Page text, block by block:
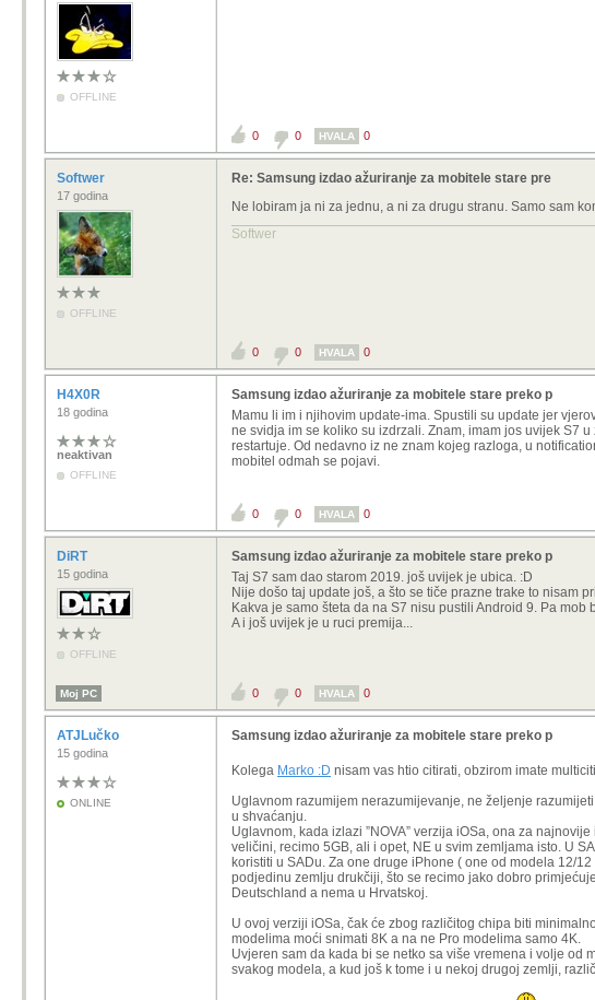
OFFLINE
0 0 HVALA 0
Softwer
17 godina
OFFLINE
Re: Samsung izdao ažuriranje za mobitele stare pre
Ne lobiram ja ni za jednu, a ni za drugu stranu. Samo sam
Softwer
0 0 HVALA 0
H4X0R
18 godina
neaktivan
OFFLINE
Samsung izdao ažuriranje za mobitele stare preko p
Mamu li im i njihovim update-ima. Spustili su update jer
ne svidja im se koliko su izdrzali. Znam, imam jos uvijek S7
restartuje. Od nedavno iz ne znam kojeg razloga, u
mobitel odmah se pojavi.
0 0 HVALA 0
DiRT
15 godina
OFFLINE
Samsung izdao ažuriranje za mobitele stare preko p
Taj S7 sam dao starom 2019. još uvijek je ubica. :D
Nije došo taj update još, a što se tiče prazne trake to nisam
Kakva je samo šteta da na S7 nisu pustili Android 9. Pa mob
A i još uvijek je u ruci premija...
Moj PC 0 0 HVALA 0
ATJLučko
15 godina
ONLINE
Samsung izdao ažuriranje za mobitele stare preko p
Kolega Marko :D nisam vas htio citirati, obzirom imate
Uglavnom razumijem nerazumijevanje, ne željenje
u shvaćanju.
Uglavnom, kada izlazi ”NOVA” verzija iOSa, ona za
veličini, recimo 5GB, ali i opet, NE u svim zemljama isto. U
koristiti u SADu. Za one druge iPhone ( one od modela 12/
podjedinu zemlju drukčiji, što se recimo jako dobro
Deutschland a nema u Hrvatskoj.
U ovoj verziji iOSa, čak će zbog različitog chipa biti
modelima moći snimati 8K a na ne Pro modelima samo 4K.
Uvjeren sam da kada bi se netko sa više vremena i volje od
svakog modela, a kud još k tome i u nekoj drugoj zemlji,